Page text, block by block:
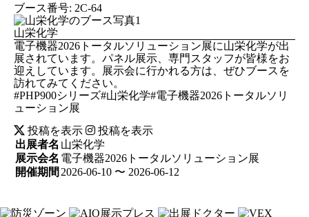
ブース番号: 2C-64
山栄化学
電子機器2026トータルソリューション展に山栄化学が出
展されています。パネル展示、専門スタッフが皆様をお
迎えしています。展示会に行かれる方は、ぜひブースを
訪れてみてください。
#PHP900シリーズ#山栄化学#電子機器2026トータルソリ
ューション展
投稿を表示
投稿を表示
出展者名 山栄化学
展示会名 電子機器2026トータルソリューション展
開催期間 2026-06-10 〜 2026-06-12